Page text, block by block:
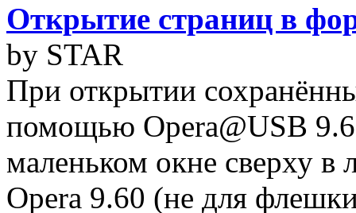
Открытие страниц в
by STAR
При открытии
помощью Opera@USB
маленьком окне сверху в
Opera 9.60 (не для